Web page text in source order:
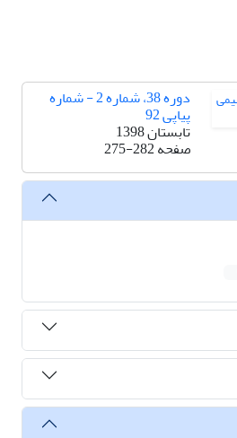
دوره 38، شماره 2 - شماره
پیاپی 92
تابستان 1398
صفحه275-282